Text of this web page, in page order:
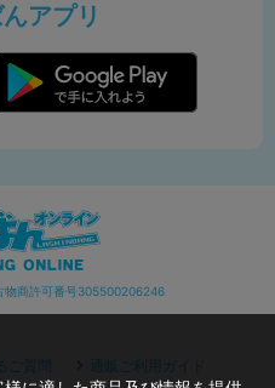
アプリ
物商許可番号305500206246
ご質問
通販ご利用ガイド